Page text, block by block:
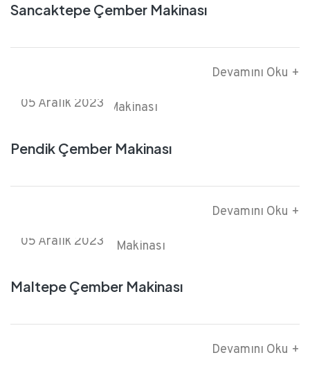
Sancaktepe Çember Makinası
Devamını Oku +
05 Aralık 2023
Pendik Çember Makinası
Devamını Oku +
05 Aralık 2023
Maltepe Çember Makinası
Devamını Oku +